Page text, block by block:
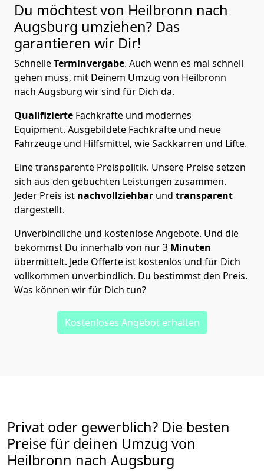
Du möchtest von Heilbronn nach
Augsburg umziehen? Das
garantieren wir Dir!
SchnelleTerminvergabe. Auch wenn es mal schnell
gehen muss, mit Deinem Umzug von Heilbronn
nach Augsburg wir sind für Dich da.
Qualifizierte Fachkräfte und modernes
Equipment. Ausgebildete Fachkräfte und neue
Fahrzeuge und Hilfsmittel, wie Sackkarren und Lifte.
Eine transparente Preispolitik. Unsere Preise setzen
sich aus den gebuchten Leistungen zusammen.
Jeder Preis ist nachvollziehbar und transparent
dargestellt.
Unverbindliche und kostenlose Angebote. Und die
bekommst Du innerhalb von nur3 Minuten
übermittelt. Jede Offerte ist kostenlos und für Dich
vollkommen unverbindlich. Du bestimmst den Preis.
Was können wir für Dich tun?
Kostenloses Angebot erhalten
Privat oder gewerblich? Die besten
Preise für deinen Umzug von
Heilbronn nach Augsburg